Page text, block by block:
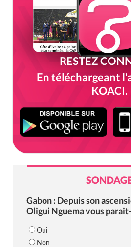
RESTEZ
En téléchargeant
KOACI.
Gabon : Depuis son
Oligui Nguema vous
Oui
Non